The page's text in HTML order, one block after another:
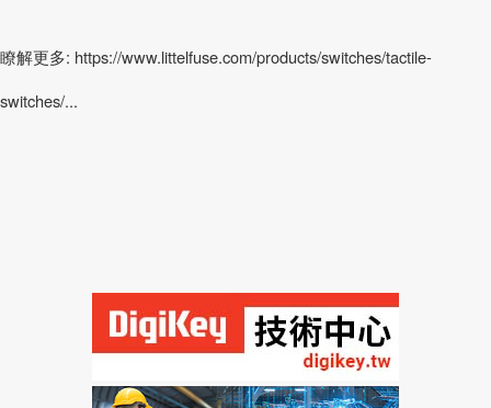
瞭解更多: https://www.littelfuse.com/products/switches/tactile-
switches/...